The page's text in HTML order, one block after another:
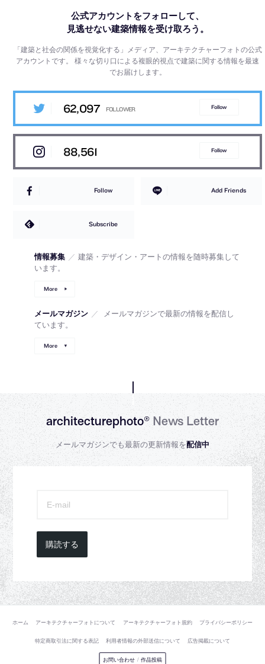
公式アカウントをフォローして、
見逃せない建築情報を受け取ろう。
「建築と社会の関係を視覚化する」メディア、アーキテクチャーフォトの公式
アカウントです。様々な切り口による複眼的視点で建築に関する情報を最速
でお届けします。
62,097 Follow
88,561 Follow
Follow Add Friends
Subscribe
情報募集 ／ 建築・デザイン・アートの情報を随時募集して
います。
More
メールマガジン ／
メールマガジンで最新の情報を配信し
ています。
More
architecturephoto®News Letter
メールマガジンでも最新の更新情報を配信中
購読する
ホーム アーキテクチャーフォトについて アーキテクチャーフォト規約 プライバシーポリシー
特定商取引法に関する表記 利用者情報の外部送信について 広告掲載について
お問い合わせ / 作品投稿